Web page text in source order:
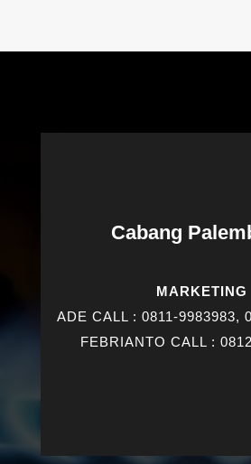
Cabang
MARKETING
ADE CALL : 0811-9983983,
FEBRIANTO CALL :